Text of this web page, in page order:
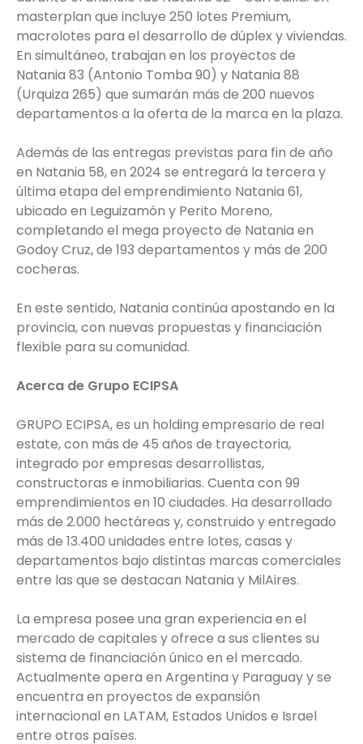
masterplan que incluye 250 lotes Premium,
macrolotes para el desarrollo de dúplex y viviendas.
En simultáneo, trabajan en los proyectos de
Natania 83 (Antonio Tomba 90) y Natania 88
(Urquiza 265) que sumarán más de 200 nuevos
departamentos a la oferta de la marca en la plaza.
Además de las entregas previstas para fin de año
en Natania 58, en 2024 se entregará la tercera y
última etapa del emprendimiento Natania 61,
ubicado en Leguizamón y Perito Moreno,
completando el mega proyecto de Natania en
Godoy Cruz, de 193 departamentos y más de 200
cocheras.
En este sentido, Natania continúa apostando en la
provincia, con nuevas propuestas y financiación
flexible para su comunidad.
Acerca de Grupo ECIPSA
GRUPO ECIPSA, es un holding empresario de real
estate, con más de 45 años de trayectoria,
integrado por empresas desarrollistas,
constructoras e inmobiliarias. Cuenta con 99
emprendimientos en 10 ciudades. Ha desarrollado
más de 2.000 hectáreas y, construido y entregado
más de 13.400 unidades entre lotes, casas y
departamentos bajo distintas marcas comerciales
entre las que se destacan Natania y MilAires.
La empresa posee una gran experiencia en el
mercado de capitales y ofrece a sus clientes su
sistema de financiación único en el mercado.
Actualmente opera en Argentina y Paraguay y se
encuentra en proyectos de expansión
internacional en LATAM, Estados Unidos e Israel
entre otros países.